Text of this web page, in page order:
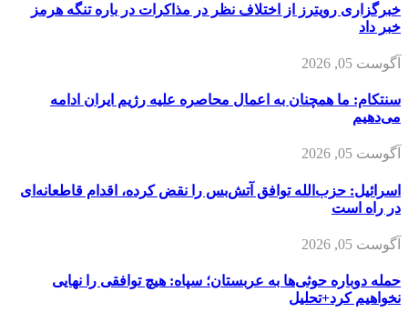
خبرگزاری رویترز از اختلاف نظر در مذاکرات در باره تنگه هرمز
خبر داد
آگوست 05, 2026
سنتکام: ما همچنان به اعمال محاصره علیه رژیم ایران ادامه
می‌دهیم
آگوست 05, 2026
اسرائیل: حزب‌الله توافق آتش‌بس را نقض کرده، اقدام قاطعانه‌ای
در راه است
آگوست 05, 2026
حمله دوباره حوثی‌ها به عربستان؛ سپاه: هیچ توافقی را نهایی
نخواهیم کرد+تحلیل